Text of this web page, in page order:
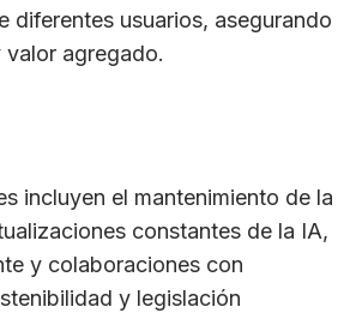
diferentes usuarios, asegurando
agregado.
incluyen el mantenimiento de la
constantes de la IA,
y colaboraciones con
y legislación